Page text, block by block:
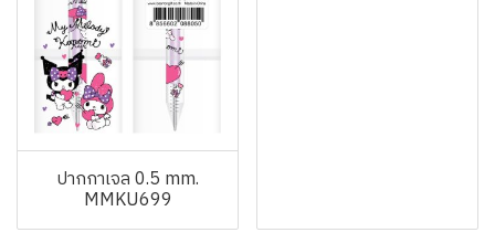
ปากกาเจล 0.5 mm.
MMKU699